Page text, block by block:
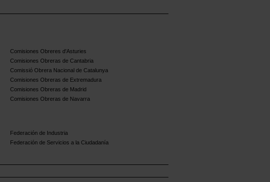
Comisiones Obreres d'Asturies
Comisiones Obreras de Cantabria
Comissió Obrera Nacional de Catalunya
Comisiones Obreras de Extremadura
Comisiones Obreras de Madrid
Comisiones Obreras de Navarra
Federación de Industria
Federación de Servicios a la Ciudadanía